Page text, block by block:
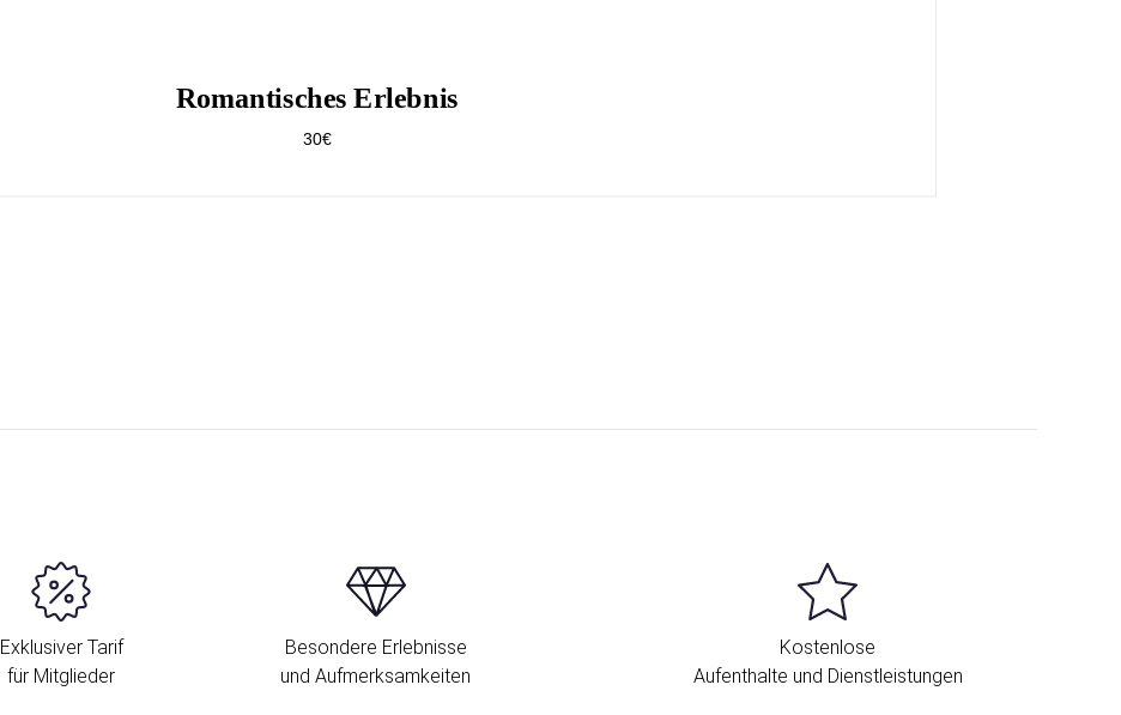
Romantisches Erlebnis
30€
Exklusiver Tarif
für Mitglieder
Besondere Erlebnisse
und Aufmerksamkeiten
Kostenlose
Aufenthalte und Dienstleistungen